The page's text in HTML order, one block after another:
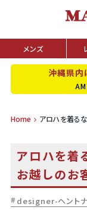
メンズ
沖縄県内
Home アロハを着る
アロハを着
お越しのお
designer-ヘント